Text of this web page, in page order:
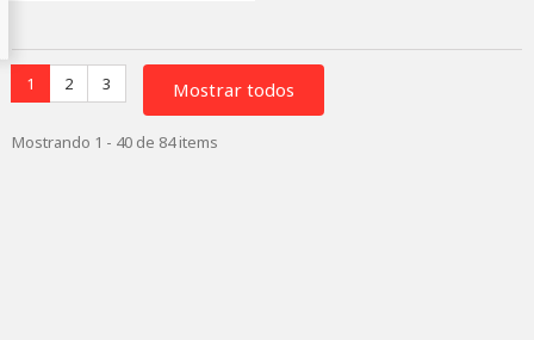
Mostrar todos
1 2 3
Mostrando 1 - 40 de 84 items